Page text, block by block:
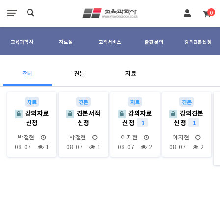
0
교육과학사 자료실 고객서비스 출판문의 강의견본신청
전체 견본 자료
자료
강의자료
신청
박철현
08-07
1
견본
견본서적
신청
박철현
08-07
1
자료
강의자료
신청
1
이지현
08-07
2
견본
강의견본
신청
1
이지현
08-07
2